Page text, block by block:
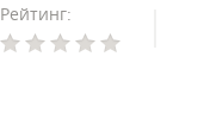
Рейтинг: